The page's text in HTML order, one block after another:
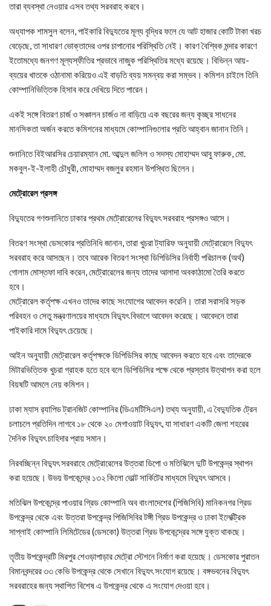
তারা ব্যবস্থা নেওয়ার এসব তথ্য সরবরাহ করবে।
অধ্যাপক শামসুল বলেন, পাইকারি বিদ্যুতের মূল্য বৃদ্ধির ফলে যে আট হাজার কোটি টাকা খরচ
বেড়েছে, তা সাধারণ ভোক্তাদের ওপর চাপানোর পরিস্থিতি নেই। কারণ বৈশ্বিক মন্দার কারণে
ইতোমধ্যে জনগণ মূল্যস্ফীতির প্রভাবে নাজুক পরিস্থিতির মধ্যে রয়েছে। বিভিন্ন আয়-
ব্যয়ের খাতকে ওঠানামা করিয়েও এই বাড়তি ব্যয় সমন্বয় করা সম্ভব। কমিশন চাইলে তিনি
কোম্পানিভিত্তিক হিসাব করে দেখিয়ে দিতে পারেন।
একই সঙ্গে বিতরণ চার্জ ও সঞ্চালন চার্জও না বাড়িয়ে এক বছরের জন্য কৃচ্ছ্র সাধনের
মানসিকতা অর্জন করতে কমিশনের মাধ্যমে কোম্পানিগুলোর প্রতি আহ্বান জানান তিনি।
শুনানিতে বিইআরসির চেয়ারম্যান মো. আব্দুল জলিল ও সদস্য মোহাম্মদ আবু ফারুক, মো.
মকবুল-ই-ইলাহী চৌধুরী, মোহাম্মদ বজলুর রহমান উপস্থিত ছিলেন।
মেট্রোরেল প্রসঙ্গ
বিদ্যুতের গণশুনানিতে ঢাকার প্রথম মেট্রোরেলের বিদ্যুৎ সরবরাহ প্রসঙ্গও আসে।
বিতরণ সংস্থা ডেসকোর প্রতিনিধি জানান, তারা খুচরা ট্যারিফ অনুযায়ী মেট্রোরেলে বিদ্যুৎ
সরবরাহ করে আসছেন। তবে আরেক বিতরণ সংস্থা ডিপিডিসির নির্বাহী পরিচালক (অর্থ)
গোলাম মোস্তফা দাবি করেন, মেট্রোরেলের জন্য তাদের আলাদা অবকাঠামো তৈরি করতে
হবে।
মেট্রোরেল কর্তৃপক্ষ এখনও তাদের কাছে সংযোগের আবেদন করেনি। তারা সরাসরি সড়ক
পরিবহন ও সেতু মন্ত্রণালয়ের মাধ্যমে বিদ্যুৎ বিভাগে আবেদন করেছে। আবেদনে তারা
পাইকারি দামে বিদ্যুৎ চেয়েছে।
আইন অনুযায়ী মেট্রোরেল কর্তৃপক্ষকে ডিপিডিসির কাছে আবেদন করতে হবে এবং তাদেরকে
মিটারভিত্তিক খুচরা গ্রাহক হতে হবে বলে ডিপিডিসির পক্ষে থেকে প্রস্তাব উত্থাপন করা হলে
বিয়ষটি আমলে নেয় কমিশন।
ঢাকা ম্যাস র‌্যাপিড ট্রানজিট কোম্পানির (ডিএমটিসিএল) তথ্য অনুযায়ী, এ বৈদ্যুতিক ট্রেন
চলাচলে প্রতিদিন লাগবে ১৮ থেকে ২০ মেগাওয়াট বিদ্যুৎ, যা সাধারণ একটি জেলা শহরের
দৈনিক বিদ্যুৎ চাহিদার প্রায় সমান।
নিরবচ্ছিন্ন বিদ্যুৎ সরবরাহে মেট্রোরেলের উত্তরা ডিপো ও মতিঝিলে দুটি উপকেন্দ্র স্থাপন
করা হয়েছে। উভয় উপকেন্দ্রে ১৩২ কিলো ভোল্ট সার্কিটের মাধ্যমে বিদ্যুৎ আসবে।
মতিঝিল উপকেন্দ্রে পাওয়ার গ্রিড কোম্পানি অব বাংলাদেশের (পিজিসিবি) মানিকনগর গ্রিড
উপকেন্দ্র থেকে এবং উত্তরা উপকেন্দ্র পিজিসিবির টঙ্গী গ্রিড উপকেন্দ্র ও ঢাকা ইলেক্ট্রিক
সাপ্লাই কোম্পানি লিমিটেডের (ডেসকো) উত্তরা গ্রিড উপকেন্দ্রের সঙ্গে যুক্ত থাকছে।
তৃতীয় উপকেন্দ্রটি মিরপুর শেওড়াপাড়ার মেট্রো স্টেশনে নির্মাণ করা হয়েছে। ডেসকোর পুরাতন
বিমানবন্দরের ৩৩ কেভি উপকেন্দ্র থেকে সেখানে বিদ্যুৎ সংযোগ রয়েছে। বঙ্গভবনের বিদ্যুৎ
সরবরাহের জন্য স্থাপিত বিশেষ এ উপকেন্দ্র থেকে এ সংযোগ দেওয়া হবে।